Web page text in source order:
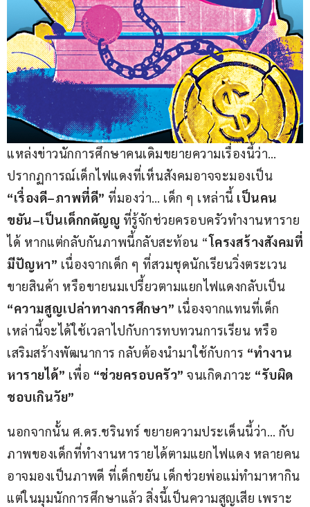
แหล่งข่าวนักการศึกษาคนเดิมขยายความเรื่องนี้ว่า…
ปรากฏการณ์เด็กไฟแดงที่เห็นสังคมอาจจะมองเป็น
“เรื่องดี–ภาพที่ดี” ที่มองว่า… เด็ก ๆ เหล่านี้ เป็นคน
ขยัน–เป็นเด็กกตัญญู ที่รู้จักช่วยครอบครัวทำงานหาราย
ได้ หากแต่กลับกันภาพนี้กลับสะท้อน “โครงสร้างสังคมที่
มีปัญหา” เนื่องจากเด็ก ๆ ที่สวมชุดนักเรียนวิ่งตระเวน
ขายสินค้า หรือขายนมเปรี้ยวตามแยกไฟแดงกลับเป็น
“ความสูญเปล่าทางการศึกษา” เนื่องจากแทนที่เด็ก
เหล่านี้จะได้ใช้เวลาไปกับการทบทวนการเรียน หรือ
เสริมสร้างพัฒนาการ กลับต้องนำมาใช้กับการ “ทำงาน
หารายได้” เพื่อ “ช่วยครอบครัว” จนเกิดภาวะ “รับผิด
ชอบเกินวัย”
นอกจากนั้น ศ.ดร.ชรินทร์ ขยายความประเด็นนี้ว่า… กับ
ภาพของเด็กที่ทำงานหารายได้ตามแยกไฟแดง หลายคน
อาจมองเป็นภาพดี ที่เด็กขยัน เด็กช่วยพ่อแม่ทำมาหากิน
แต่ในมุมนักการศึกษาแล้ว สิ่งนี้เป็นความสูญเสีย เพราะ